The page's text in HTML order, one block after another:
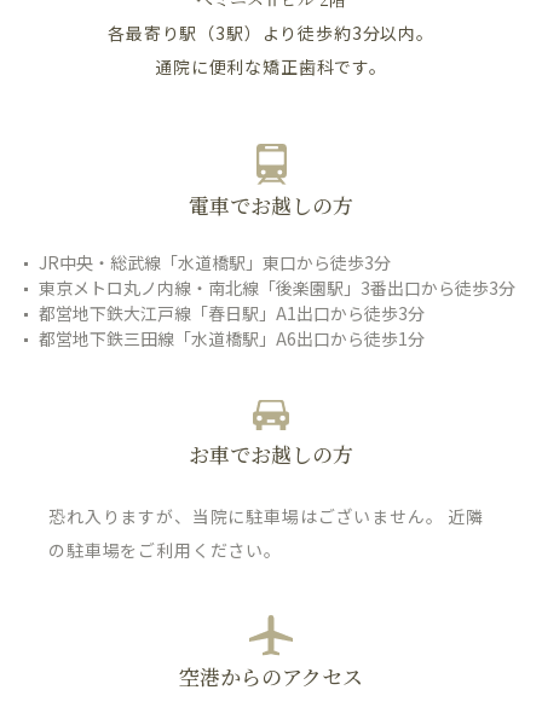
各最寄り駅（3駅）より徒歩約3分以内。
通院に便利な矯正歯科です。
電車でお越しの方
JR中央・総武線「水道橋駅」東口から徒歩3分
東京メトロ丸ノ内線・南北線「後楽園駅」3番出口から徒歩3分
都営地下鉄大江戸線「春日駅」A1出口から徒歩3分
都営地下鉄三田線「水道橋駅」A6出口から徒歩1分
お車でお越しの方
恐れ入りますが、当院に駐車場はございません。 近隣
の駐車場をご利用ください。
空港からのアクセス